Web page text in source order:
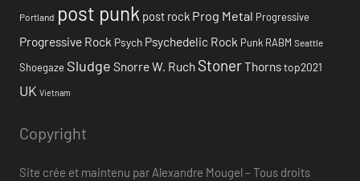
Portland post punk post rock Prog Metal Progressive
Progressive Rock Psych Psychedelic Rock Punk RABM Seattle
Shoegaze Sludge Snorre W. Ruch StonerThornstop2021
UK Vietnam
Copyright
Site crée et maintenu par Alexandre Mougel – Tous droits